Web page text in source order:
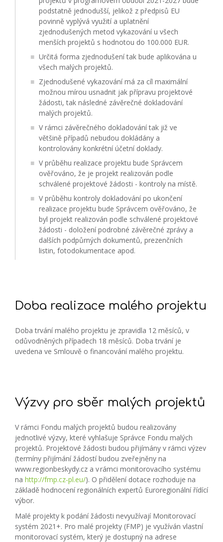
podstatně jednodušší, jelikož z předpisů EU
povinně vyplývá využití a uplatnění
zjednodušených metod vykazování u všech
menších projektů s hodnotou do 100.000 EUR.
Určitá forma zjednodušení tak bude aplikována u
všech malých projektů.
Zjednodušené vykazování má za cíl maximální
možnou mírou usnadnit jak přípravu projektové
žádosti, tak následné závěrečné dokladování
malých projektů.
V rámci závěrečného dokladování tak již ve
většině případů nebudou dokládány a
kontrolovány konkrétní účetní doklady.
V průběhu realizace projektu bude Správcem
ověřováno, že je projekt realizován podle
schválené projektové žádosti - kontroly na místě.
V průběhu kontroly dokladování po ukončení
realizace projektu bude Správcem ověřováno, že
byl projekt realizován podle schválené projektové
žádosti - doložení podrobné závěrečné zprávy a
dalších podpůrných dokumentů, prezenčních
listin, fotodokumentace apod.
Doba realizace malého projektu
Doba trvání malého projektu je zpravidla 12 měsíců, v
odůvodněných případech 18 měsíců. Doba trvání je
uvedena ve Smlouvě o financování malého projektu.
Výzvy pro sběr malých projektů
V rámci Fondu malých projektů budou realizovány
jednotlivé výzvy, které vyhlašuje Správce Fondu malých
projektů. Projektové žádosti budou přijímány v rámci výzev
(termíny přijímání žádostí budou zveřejněny na
www.regionbeskydy.cz a v rámci monitorovacího systému
na http://fmp.cz-pl.eu/). O přidělení dotace rozhoduje na
základě hodnocení regionálních expertů Euroregionální řídící
výbor.
Malé projekty k podání žádosti nevyužívají Monitorovací
systém 2021+. Pro malé projekty (FMP) je využíván vlastní
monitorovací systém, který je dostupný na adrese